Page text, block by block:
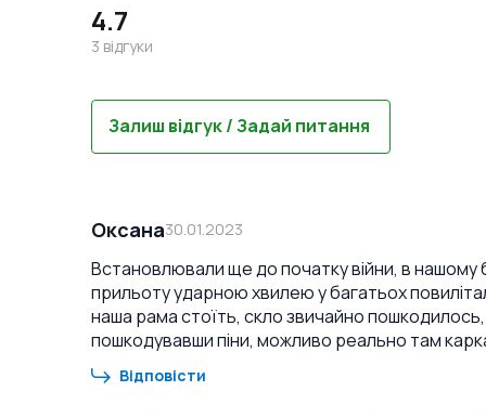
4.7
3 відгуки
Залиш відгук / Задай питання
Оксана30.01.2023
Встановлювали ще до початку війни, в нашому
прильоту ударною хвилею у багатьох
наша рама стоїть, скло звичайно
пошкодувавши піни, можливо реально там
Відповісти